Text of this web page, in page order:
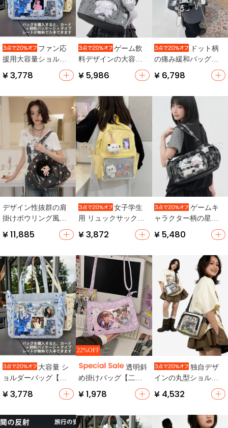
ファン応
援用大容量ショルダ
ーバッグ【シルクリ
ボン・通勤用】
¥ 3,778
ゲーム飲
料デザインの大容量
柄・肩掛け・甘くて
¥ 5,986
ドット柄
の痛み緩和バッグ
ー・スウェット素
ロスボディ対応】
¥ 6,798
デザイン性抜群の肩
掛けボウリング風バ
ッグ【パンクスタイ
ル・印刷デザイン】
¥ 11,885
女子学生
用 リュックサック
【可愛いデザイン・
通学用・多機能】
¥ 3,872
ゲームキ
ャラクター柄の星型
【ボストンスタイ
デザイン】（セット
アップ対応）
¥ 5,480
大容量 シ
ョルダーバッグ【フ
ァンクラブ応援バッ
ジ・学生通勤用・か
¥ 3,778
22%OFF
透明斜
め掛けバッグ【二次
元風・ウーロン茶デ
ザイン・極上の柔ら
¥ 1,978
独自デザ
インの丸型ショルダ
い・ナイロン製・軽
¥ 4,532